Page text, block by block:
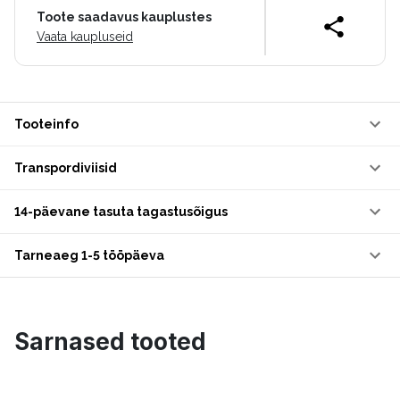
Toote saadavus kauplustes
Vaata kaupluseid
Tooteinfo
Transpordiviisid
14-päevane tasuta tagastusõigus
Tarneaeg 1-5 tööpäeva
Sarnased tooted